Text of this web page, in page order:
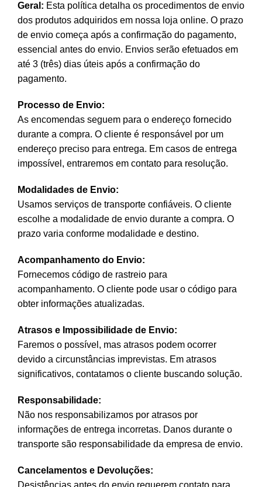
Geral: Esta política detalha os procedimentos de envio
dos produtos adquiridos em nossa loja online. O prazo
de envio começa após a confirmação do pagamento,
essencial antes do envio. Envios serão efetuados em
até 3 (três) dias úteis após a confirmação do
pagamento.
Processo de Envio:
As encomendas seguem para o endereço fornecido
durante a compra. O cliente é responsável por um
endereço preciso para entrega. Em casos de entrega
impossível, entraremos em contato para resolução.
Modalidades de Envio:
Usamos serviços de transporte confiáveis. O cliente
escolhe a modalidade de envio durante a compra. O
prazo varia conforme modalidade e destino.
Acompanhamento do Envio:
Fornecemos código de rastreio para
acompanhamento. O cliente pode usar o código para
obter informações atualizadas.
Atrasos e Impossibilidade de Envio:
Faremos o possível, mas atrasos podem ocorrer
devido a circunstâncias imprevistas. Em atrasos
significativos, contatamos o cliente buscando solução.
Responsabilidade:
Não nos responsabilizamos por atrasos por
informações de entrega incorretas. Danos durante o
transporte são responsabilidade da empresa de envio.
Cancelamentos e Devoluções: